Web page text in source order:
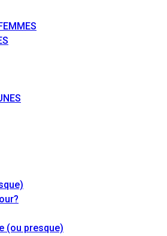
(ou presque)